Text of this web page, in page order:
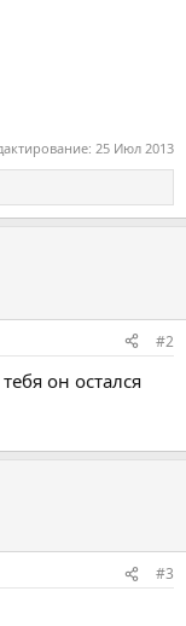
25 Июл 2013
#2
он остался
#3